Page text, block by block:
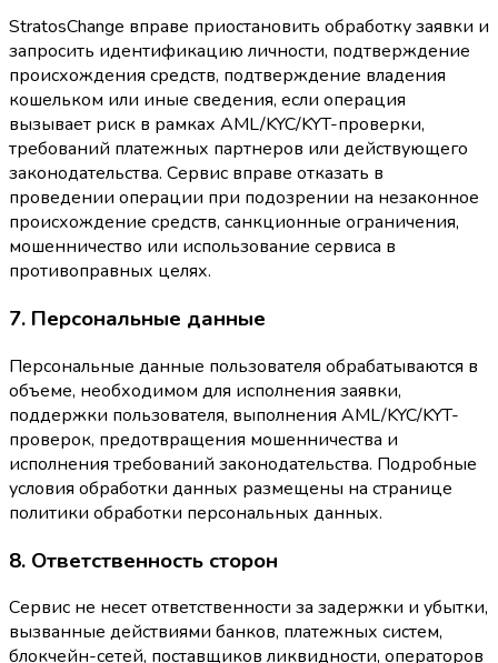
StratosChange вправе приостановить обработку заявки и
запросить идентификацию личности, подтверждение
происхождения средств, подтверждение владения
кошельком или иные сведения, если операция
вызывает риск в рамках AML/KYC/KYT-проверки,
требований платежных партнеров или действующего
законодательства. Сервис вправе отказать в
проведении операции при подозрении на незаконное
происхождение средств, санкционные ограничения,
мошенничество или использование сервиса в
противоправных целях.
7. Персональные данные
Персональные данные пользователя обрабатываются в
объеме, необходимом для исполнения заявки,
поддержки пользователя, выполнения AML/KYC/KYT-
проверок, предотвращения мошенничества и
исполнения требований законодательства. Подробные
условия обработки данных размещены на странице
политики обработки персональных данных.
8. Ответственность сторон
Сервис не несет ответственности за задержки и убытки,
вызванные действиями банков, платежных систем,
блокчейн-сетей, поставщиков ликвидности, операторов